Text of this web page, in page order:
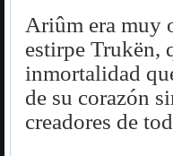
Ariûm era muy
estirpe Trukën,
inmortalidad
de su corazón
creadores de